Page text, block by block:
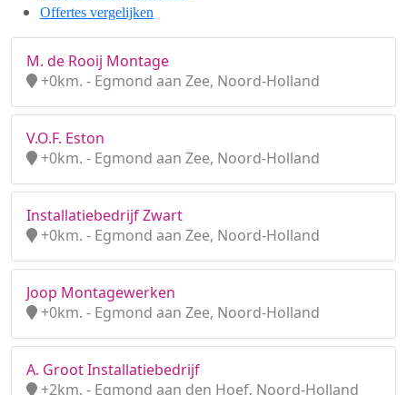
Offertes vergelijken
M. de Rooij Montage
+0km. - Egmond aan Zee, Noord-Holland
V.O.F. Eston
+0km. - Egmond aan Zee, Noord-Holland
Installatiebedrijf Zwart
+0km. - Egmond aan Zee, Noord-Holland
Joop Montagewerken
+0km. - Egmond aan Zee, Noord-Holland
A. Groot Installatiebedrijf
+2km. - Egmond aan den Hoef, Noord-Holland